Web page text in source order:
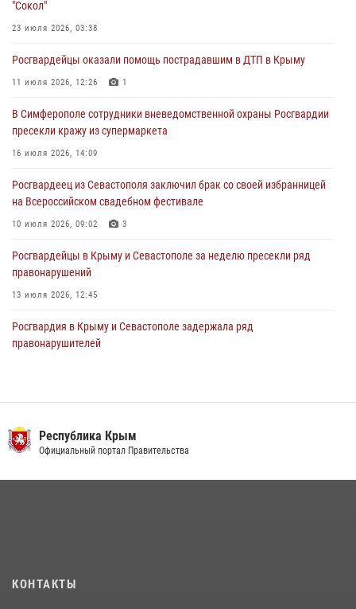
правонарушителей
03 августа 2026, 14:08
В Симферополе росгвардейцы задержали гражданина,
подозреваемого в совершении серии краж
Росгвардейцы оперативно задержали нарушителя на охраняемом
объекте в Севастополе
"Сокол"
23 июля 2026, 03:38
Росгвардейцы оказали помощь пострадавшим в ДТП в Крыму
11 июля 2026, 12:26 1
В Симферополе сотрудники вневедомственной охраны Росгвардии
пресекли кражу из супермаркета
16 июля 2026, 14:09
Росгвардеец из Севастополя заключил брак со своей избранницей
на Всероссийском свадебном фестивале
10 июля 2026, 09:02 3
Росгвардейцы в Крыму и Севастополе за неделю пресекли ряд
правонарушений
13 июля 2026, 12:45
Росгвардия в Крыму и Севастополе задержала ряд
правонарушителей
Росгвардейцы Крыма и Севастополя отметили День Крещения Руси
В крымской столице росгвардейцы задержали подозреваемую в
Республика Крым
Официальный портал Правительства
КОНТАКТЫ